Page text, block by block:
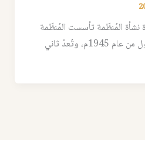
نشأة المُنظّمة تأسست المُنظّمة
في 24 في شهر تشرين الأول من عام 1945م، وتُعدّ ثاني